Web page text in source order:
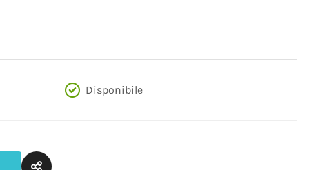
Disponibile